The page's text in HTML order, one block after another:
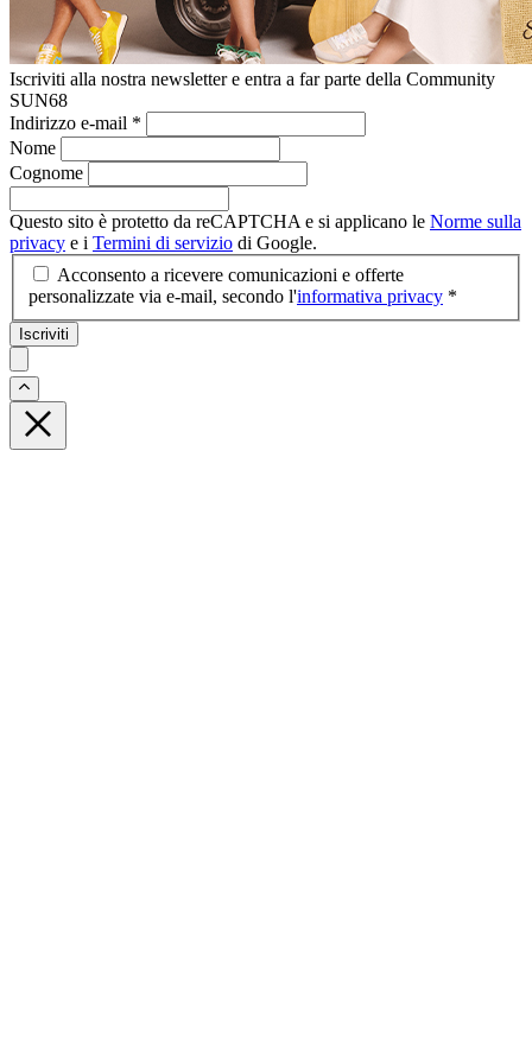
Iscriviti alla nostra newsletter e entra a far parte della Community
SUN68
Indirizzo e-mail *
Nome
Cognome
Questo sito è protetto da reCAPTCHA e si applicano le Norme sulla
privacy e i Termini di servizio di Google.
Acconsento a ricevere comunicazioni e offerte
personalizzate via e-mail, secondo l'informativa privacy *
Iscriviti